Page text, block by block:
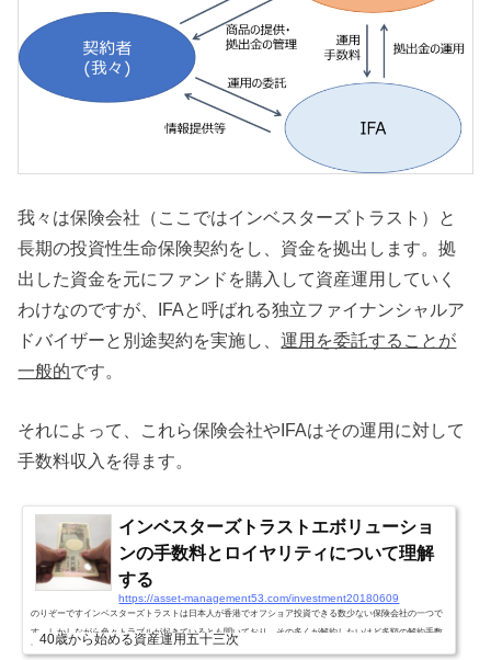
我々は保険会社（ここではインベスターズトラスト）と
長期の投資性生命保険契約をし、資金を拠出します。拠
出した資金を元にファンドを購入して資産運用していく
わけなのですが、IFAと呼ばれる独立ファイナンシャルア
ドバイザーと別途契約を実施し、運用を委託することが
一般的です。
それによって、これら保険会社やIFAはその運用に対して
手数料収入を得ます。
インベスターズトラストエボリューショ
ンの手数料とロイヤリティについて理解
する
https://asset-management53.com/investment20180609
のりぞーですインベスターズトラストは日本人が香港でオフショア投資できる数少ない保険会社の一つで
す。しかしながら色々トラブルが起きているとも聞いており、その多くが解約したいけど多額の解約手数
40歳から始める資産運用五十三次